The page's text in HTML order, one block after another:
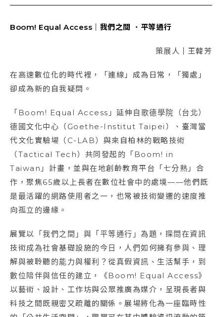
Boom! Equal Access ｜我們之間 ．平等通行
策展人 王韓芳
在高速數位化的時代裡，「連線」成為日常，「獨處」
卻成為新的自我疑問。
「Boom! Equal Access」延伸自歌德學院（台北）
德國文化中心（Goethe-Institut Taipei）、臺灣當
代文化實驗場（C-LAB）與來自柏林的戰略技術
（Tactical Tech）共同發起的「Boom! in
Taiwan」計畫，並與在地創齡教育平台「七分熟」合
作，聚焦65歲以上長者在數位社會中的處境——他們既
是最活躍的網路使用者之一，也常被技術變遷的速度推
向孤立的邊緣。
展覽以「我們之間」與「平等通行」為題，探問在資訊
技術成為社會基礎設施的今日，人們如何擁有參與、理
解與被聆聽的能力與權利？從真假資訊、生活幫手，到
數位陪伴與信任的建立，《Boom! Equal Access》
以藝術、設計、工作坊與公眾推廣為媒介，呈現長者與
科技之間既親密又疏離的關係。展場將化為一座臨時性